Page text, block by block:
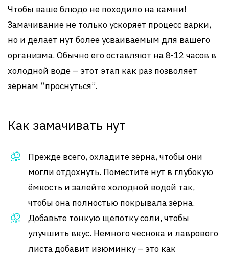
Чтобы ваше блюдо не походило на камни!
Замачивание не только ускоряет процесс варки,
но и делает нут более усваиваемым для вашего
организма. Обычно его оставляют на 8-12 часов в
холодной воде – этот этап как раз позволяет
зёрнам “проснуться”.
Как замачивать нут
Прежде всего, охладите зёрна, чтобы они
могли отдохнуть. Поместите нут в глубокую
ёмкость и залейте холодной водой так,
чтобы она полностью покрывала зёрна.
Добавьте тонкую щепотку соли, чтобы
улучшить вкус. Немного чеснока и лаврового
листа добавит изюминку – это как